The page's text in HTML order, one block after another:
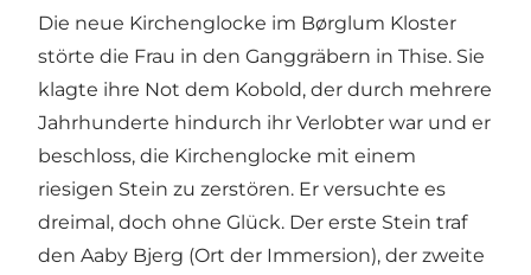
Die neue Kirchenglocke im Børglum Kloster
störte die Frau in den Ganggräbern in Thise. Sie
klagte ihre Not dem Kobold, der durch mehrere
Jahrhunderte hindurch ihr Verlobter war und er
beschloss, die Kirchenglocke mit einem
riesigen Stein zu zerstören. Er versuchte es
dreimal, doch ohne Glück. Der erste Stein traf
den Aaby Bjerg (Ort der Immersion), der zweite